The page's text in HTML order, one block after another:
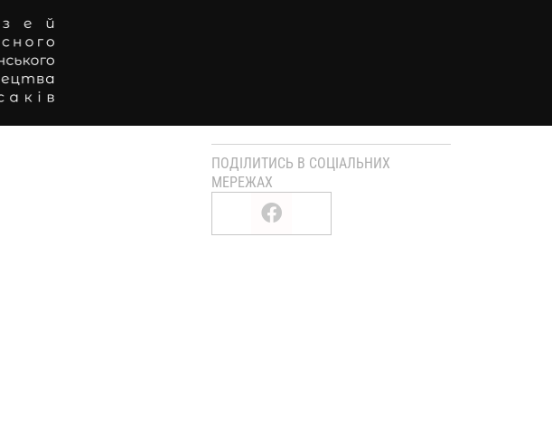
ПОДІЛИТИСЬ В СОЦІАЛЬНИХ
МЕРЕЖАХ